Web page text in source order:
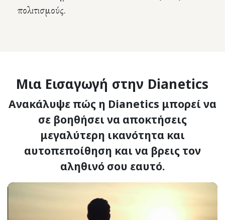
πολιτισμούς.
Μια Εισαγωγή στην Dianetics
Ανακάλυψε πώς η Dianetics μπορεί να
σε βοηθήσει να αποκτήσεις
μεγαλύτερη ικανότητα και
αυτοπεποίθηση και να βρεις τον
αληθινό σου εαυτό.